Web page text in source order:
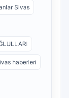
Sivas
haberleri